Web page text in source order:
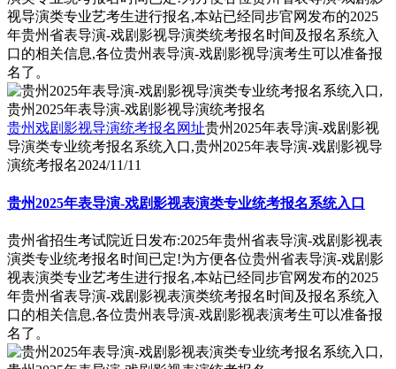
视导演类专业艺考生进行报名,本站已经同步官网发布的2025
年贵州省表导演-戏剧影视导演类统考报名时间及报名系统入
口的相关信息,各位贵州表导演-戏剧影视导演考生可以准备报
名了。
贵州戏剧影视导演统考报名网址贵州2025年表导演-戏剧影视
导演类专业统考报名系统入口,贵州2025年表导演-戏剧影视导
演统考报名2024/11/11
贵州2025年表导演-戏剧影视表演类专业统考报名系统入口
贵州省招生考试院近日发布:2025年贵州省表导演-戏剧影视表
演类专业统考报名时间已定!为方便各位贵州省表导演-戏剧影
视表演类专业艺考生进行报名,本站已经同步官网发布的2025
年贵州省表导演-戏剧影视表演类统考报名时间及报名系统入
口的相关信息,各位贵州表导演-戏剧影视表演考生可以准备报
名了。